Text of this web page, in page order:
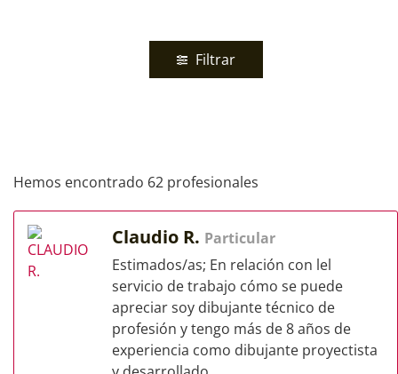
Filtrar
Hemos encontrado 62 profesionales
Claudio R. Particular
Estimados/as; En relación con lel
servicio de trabajo cómo se puede
apreciar soy dibujante técnico de
profesión y tengo más de 8 años de
experiencia como dibujante proyectista